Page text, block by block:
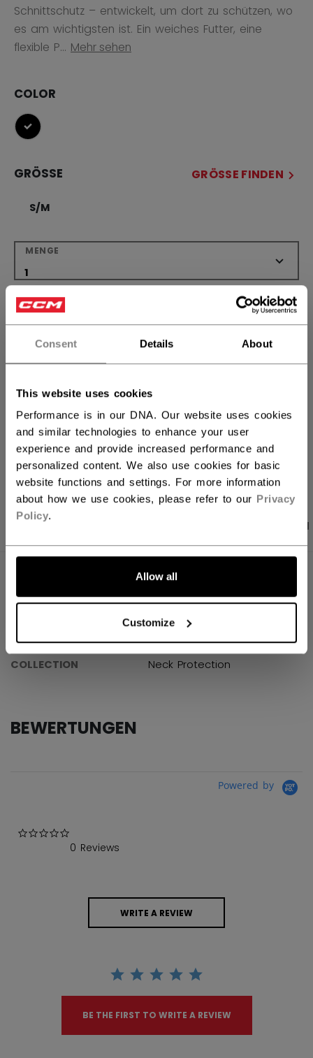
Consent Details About
This website uses cookies
Performance is in our DNA. Our website uses cookies
and similar technologies to enhance your user
experience and provide increased performance and
personalized content. We also use cookies for basic
website functions and settings. For more information
about how we use cookies, please refer to our Privacy
Policy.
Allow all
Customize
Schnittschutz – entwickelt, um dort zu schützen, wo
es am wichtigsten ist. Ein weiches Futter, eine
flexible P... Mehr sehen
COLOR
ausgewählt
GRÖSSE GRÖSSE FINDEN
S/M
MENGE
IN DEN WARENKORB
FILIALVERFÜGBARKEIT
LINKS ZUM
PRODUKTFOTOS BEWERTUNGEN
ID
COLLECTION
Neck Protection
BEWERTUNGEN
Powered by
0 Reviews
WRITE A REVIEW
BE THE FIRST TO WRITE A REVIEW